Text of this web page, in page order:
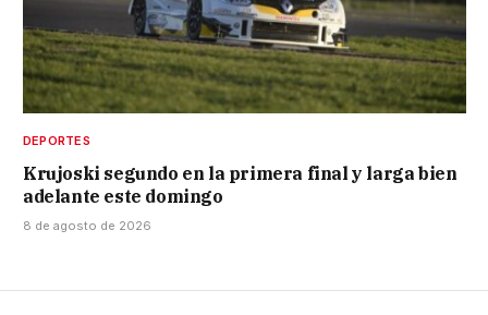
DEPORTES
Krujoski segundo en la primera final y larga bien
adelante este domingo
8 de agosto de 2026